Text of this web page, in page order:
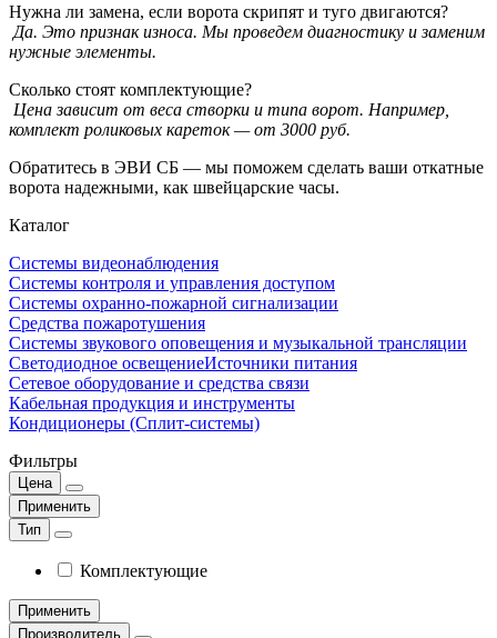
Нужна ли замена, если ворота скрипят и туго двигаются?
Да. Это признак износа. Мы проведем диагностику и заменим
нужные элементы.
Сколько стоят комплектующие?
Цена зависит от веса створки и типа ворот. Например,
комплект роликовых кареток — от 3000 руб.
Обратитесь в ЭВИ СБ — мы поможем сделать ваши откатные
ворота надежными, как швейцарские часы.
Каталог
Системы видеонаблюдения
Системы контроля и управления доступом
Системы охранно-пожарной сигнализации
Средства пожаротушения
Системы звукового оповещения и музыкальной трансляции
Светодиодное освещениеИсточники питания
Сетевое оборудование и средства связи
Кабельная продукция и инструменты
Кондиционеры (Сплит-системы)
Фильтры
Цена
Применить
Тип
Комплектующие
Применить
Производитель